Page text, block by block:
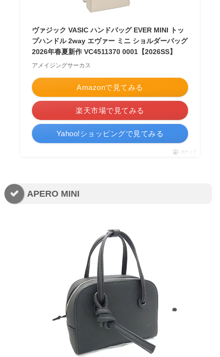
ヴァジック VASIC ハンドバッグ EVER MINI トッ
プハンドル 2way エヴァー ミニ ショルダーバッグ
2026年春夏新作 VC4511370 0001【2026SS】
アメイジングサーカス
Amazonで見てみる
楽天市場で見てみる
Yahoo!ショッピングで見てみる
ポチップ
APERO MINI